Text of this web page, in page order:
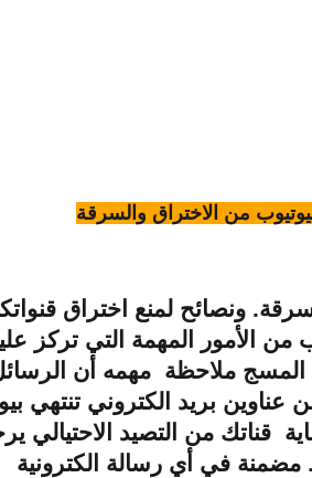
من الاختراق والسرقة
ونصائح لمنع اختراق
الأمور المهمة التي تركز
ملاحظة مهمه أن الرسائل
بريد الكتروني تنتهي
قناتك من التصيد الاحتيالي
مضمنة في أي رسالة الكترونية